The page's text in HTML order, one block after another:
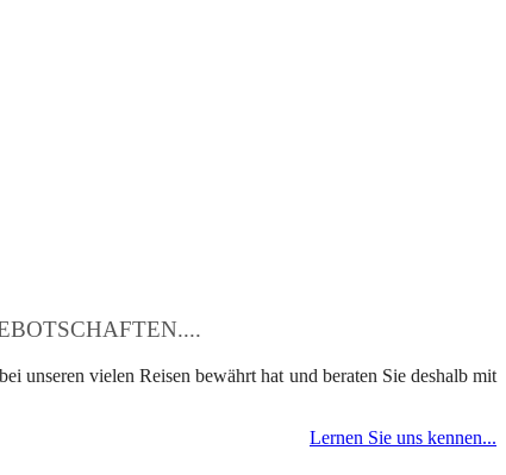
unseren vielen Reisen bewährt hat und beraten Sie deshalb mit
Lernen Sie uns kennen...